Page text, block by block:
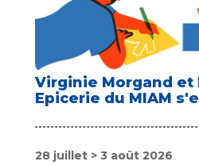
Virginie Morgand et
Epicerie du MIAM
28 juillet > 3 août 2026